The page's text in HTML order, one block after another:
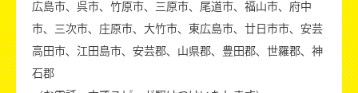
広島市、呉市、竹原市、三原市、尾道市、福山市、府中
市、三次市、庄原市、大竹市、東広島市、廿日市市、安芸
高田市、江田島市、安芸郡、山県郡、豊田郡、世羅郡、神
石郡